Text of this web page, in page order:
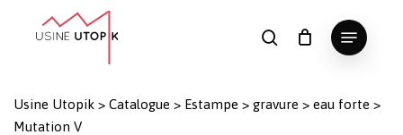
search
Menu
Panier Fermer
le
Usine Utopik > Catalogue > Estampe > gravure > eau forte >
Mutation V
Close